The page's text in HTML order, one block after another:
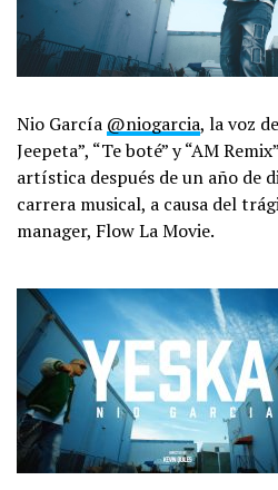
Nio García @niogarcia, la voz
Jeepeta”, “Te boté” y “AM
artística después de un año de
carrera musical, a causa del
manager, Flow La Movie.